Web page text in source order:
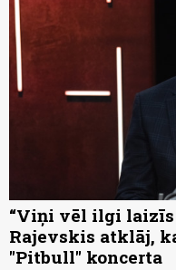
“Viņi vēl ilgi laizīs
Rajevskis atklāj,
"Pitbull" koncerta